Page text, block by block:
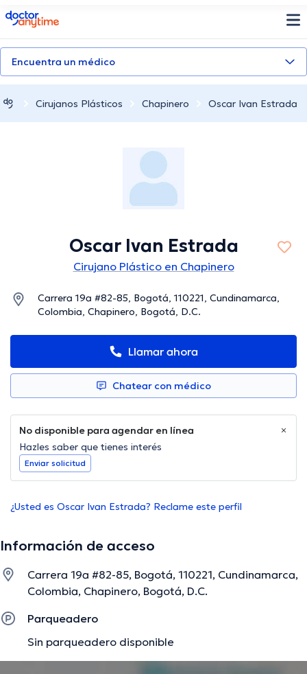
doctoranytime
Encuentra un médico
Cirujanos Plásticos Chapinero Oscar Ivan Estrada
Oscar Ivan Estrada
Cirujano Plástico en Chapinero
Carrera 19a #82-85, Bogotá, 110221, Cundinamarca,
Colombia, Chapinero, Bogotá, D.C.
Llamar ahora
Chatear con médico
No disponible para agendar en línea
Hazles saber que tienes interés
Enviar solicitud
¿Usted es Oscar Ivan Estrada? Reclame este perfil
Información de acceso
Carrera 19a #82-85, Bogotá, 110221, Cundinamarca,
Colombia, Chapinero, Bogotá, D.C.
Parqueadero
Sin parqueadero disponible